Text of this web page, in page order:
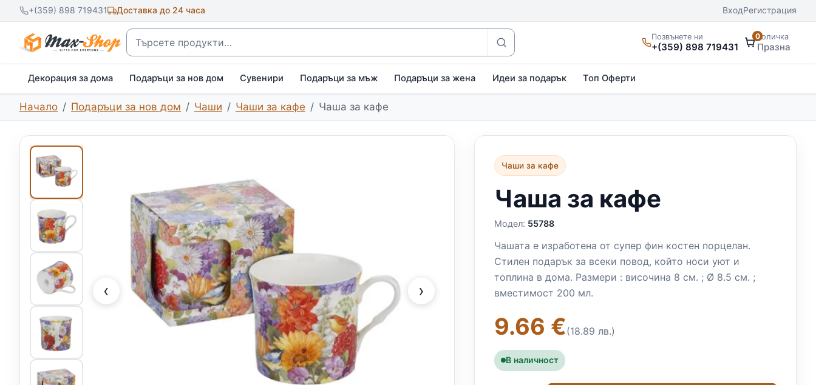
+(359) 898 719431 Доставка до 24 часа ВходРегистрация
Търсене Позвънете ни
+(359) 898 719431
0Количка
Празна
Декорация за дома Подаръци за нов дом Сувенири Подаръци за мъж Подаръци за жена Идеи за подарък Топ Оферти
Начало Подаръци за нов дом Чаши Чаши за кафе Чаша за кафе
‹ ›
Чаши за кафе
Чаша за кафе
Модел: 55788
Чашата е изработена от супер фин костен порцелан.
Стилен подарък за всеки повод, който носи уют и
топлина в дома. Размери : височина 8 см. ; Ø 8.5 см. ;
вместимост 200 мл.
9.66 €(18.89 лв.)
В наличност